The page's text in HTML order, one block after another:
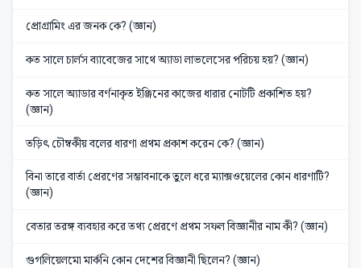
প্রোগ্রামিং এর জনক কে? (জ্ঞান)
কত সালে চার্লস ব্যাবেজের সাথে অ্যাডা লাভলেসের পরিচয় হয়? (জ্ঞান)
কত সালে অ্যাডার বর্ণনাকৃত ইঞ্জিনের কাজের ধারার নোটটি প্রকাশিত হয়?
(জ্ঞান)
তড়িৎ চৌম্বকীয় বলের ধারণা প্রথম প্রকাশ করেন কে? (জ্ঞান)
বিনা তারে বার্তা প্রেরণের সম্ভাবনাকে তুলে ধরে ম্যাক্সওয়েলের কোন ধারণাটি?
(জ্ঞান)
বেতার তরঙ্গ ব্যবহার করে তথ্য প্রেরণে প্রথম সফল বিজ্ঞানীর নাম কী? (জ্ঞান)
গুগলিয়েলমো মার্কনি কোন দেশের বিজ্ঞানী ছিলেন? (জ্ঞান)